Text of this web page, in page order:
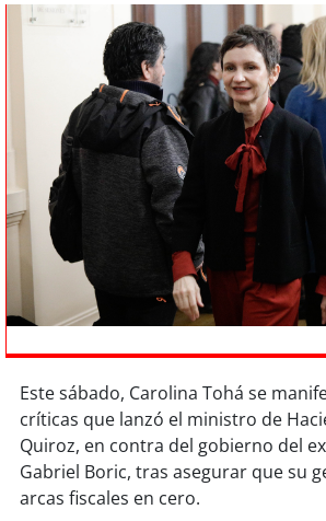
Tecnología
Sostenibilidad
soy chile
soy
soyiquique
soycalama
soy copiapó
soy valparaíso
Este sábado, Carolina Tohá se
críticas que lanzó el ministro de
Quiroz, en contra del gobierno del
Gabriel Boric, tras asegurar que su
arcas fiscales en cero.